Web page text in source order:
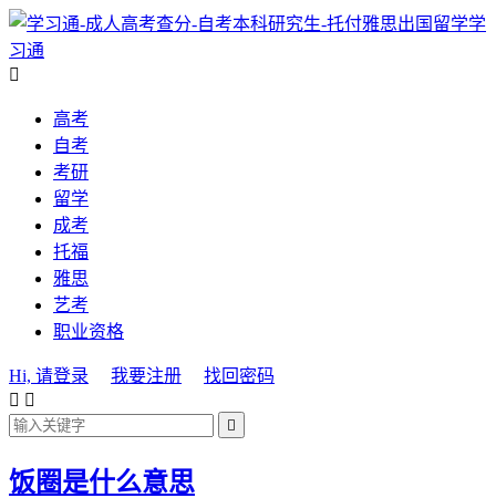
学
习通

高考
自考
考研
留学
成考
托福
雅思
艺考
职业资格
Hi, 请登录 我要注册
找回密码
 

饭圈是什么意思